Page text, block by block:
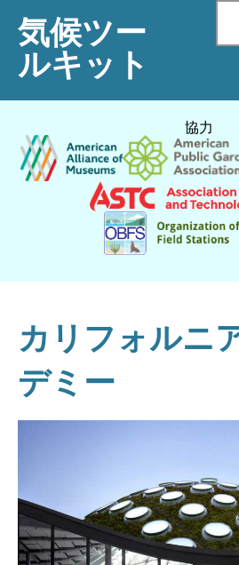
気候ツー
ルキット
協力
カリフォルニ
デミー